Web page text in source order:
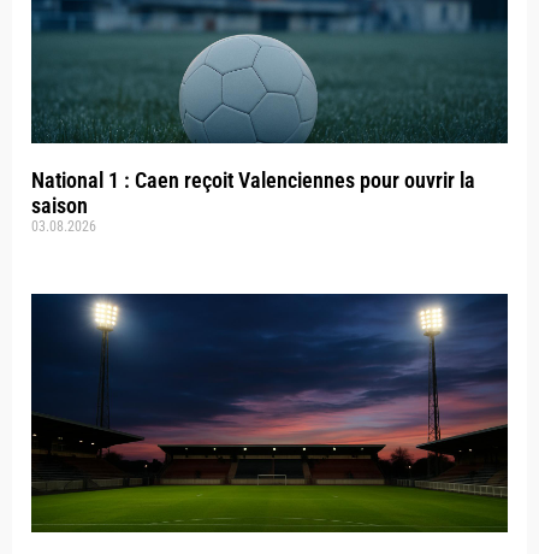
National 1 : Caen reçoit Valenciennes pour ouvrir la
saison
03.08.2026